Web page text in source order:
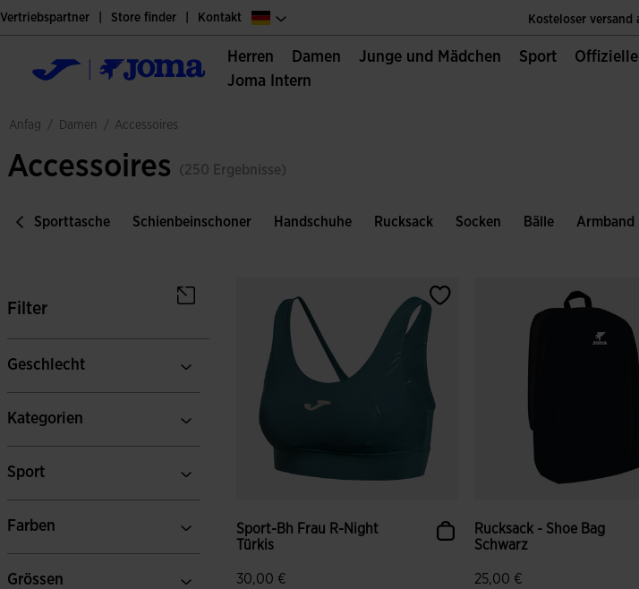
Kosteloser versand
Die Einzige Offizielle Website
Vertriebspartner Store finder Kontakt
Herren Damen Junge und Mädchen Sport
Joma Intern
anfag / damen / accessoires
Accessoires (250 Ergebnisse)
Sporttasche Schienbeinschoner Handschuhe Rucksack Socken Bälle Armband
Filter
Geschlecht
Kategorien
Sport
Farben
Grössen
Sport-Bh Frau R-Night
Türkis
30,00 €
Rucksack - Shoe Bag
Schwarz
25,00 €